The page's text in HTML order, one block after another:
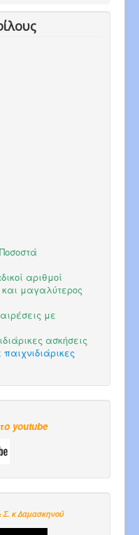
αριθμοί
μαγαλύτερος
με
ασκήσεις
youtube
κ Δαμασκηνού